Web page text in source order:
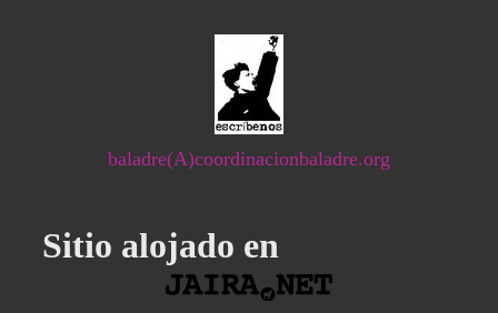
baladre(A)coordinacionbaladre.org
Sitio alojado en